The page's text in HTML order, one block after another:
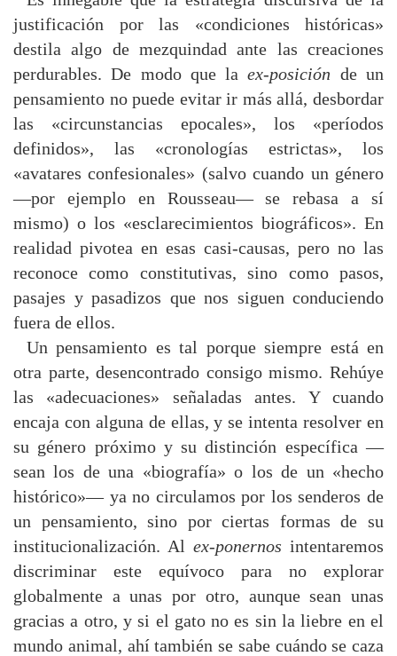
justificación por las «condiciones históricas»
destila algo de mezquindad ante las creaciones
perdurables. De modo que laex-posición de un
pensamiento no puede evitar ir más allá, desbordar
las «circunstancias epocales», los «períodos
definidos», las «cronologías estrictas», los
«avatares confesionales» (salvo cuando un género
—por ejemplo en Rousseau— se rebasa a sí
mismo) o los «esclarecimientos biográficos». En
realidad pivotea en esas casi-causas, pero no las
reconoce como constitutivas, sino como pasos,
pasajes y pasadizos que nos siguen conduciendo
fuera de ellos.
Un pensamiento es tal porque siempre está en
otra parte, desencontrado consigo mismo. Rehúye
las «adecuaciones» señaladas antes. Y cuando
encaja con alguna de ellas, y se intenta resolver en
su género próximo y su distinción específica —
sean los de una «biografía» o los de un «hecho
histórico»— ya no circulamos por los senderos de
un pensamiento, sino por ciertas formas de su
institucionalización. Al ex-ponernos intentaremos
discriminar este equívoco para no explorar
globalmente a unas por otro, aunque sean unas
gracias a otro, y si el gato no es sin la liebre en el
mundo animal, ahí también se sabe cuándo se caza